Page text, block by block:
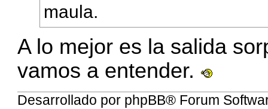
maula.
A lo mejor es la salida
vamos a entender.
Desarrollado por phpBB® Forum